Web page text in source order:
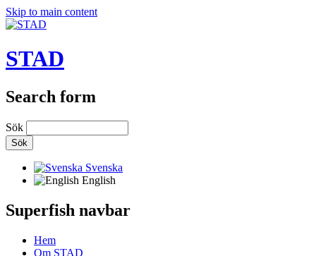
Skip to main content
STAD
Search form
Sök
Svenska
English
Superfish navbar
Hem
Om STAD